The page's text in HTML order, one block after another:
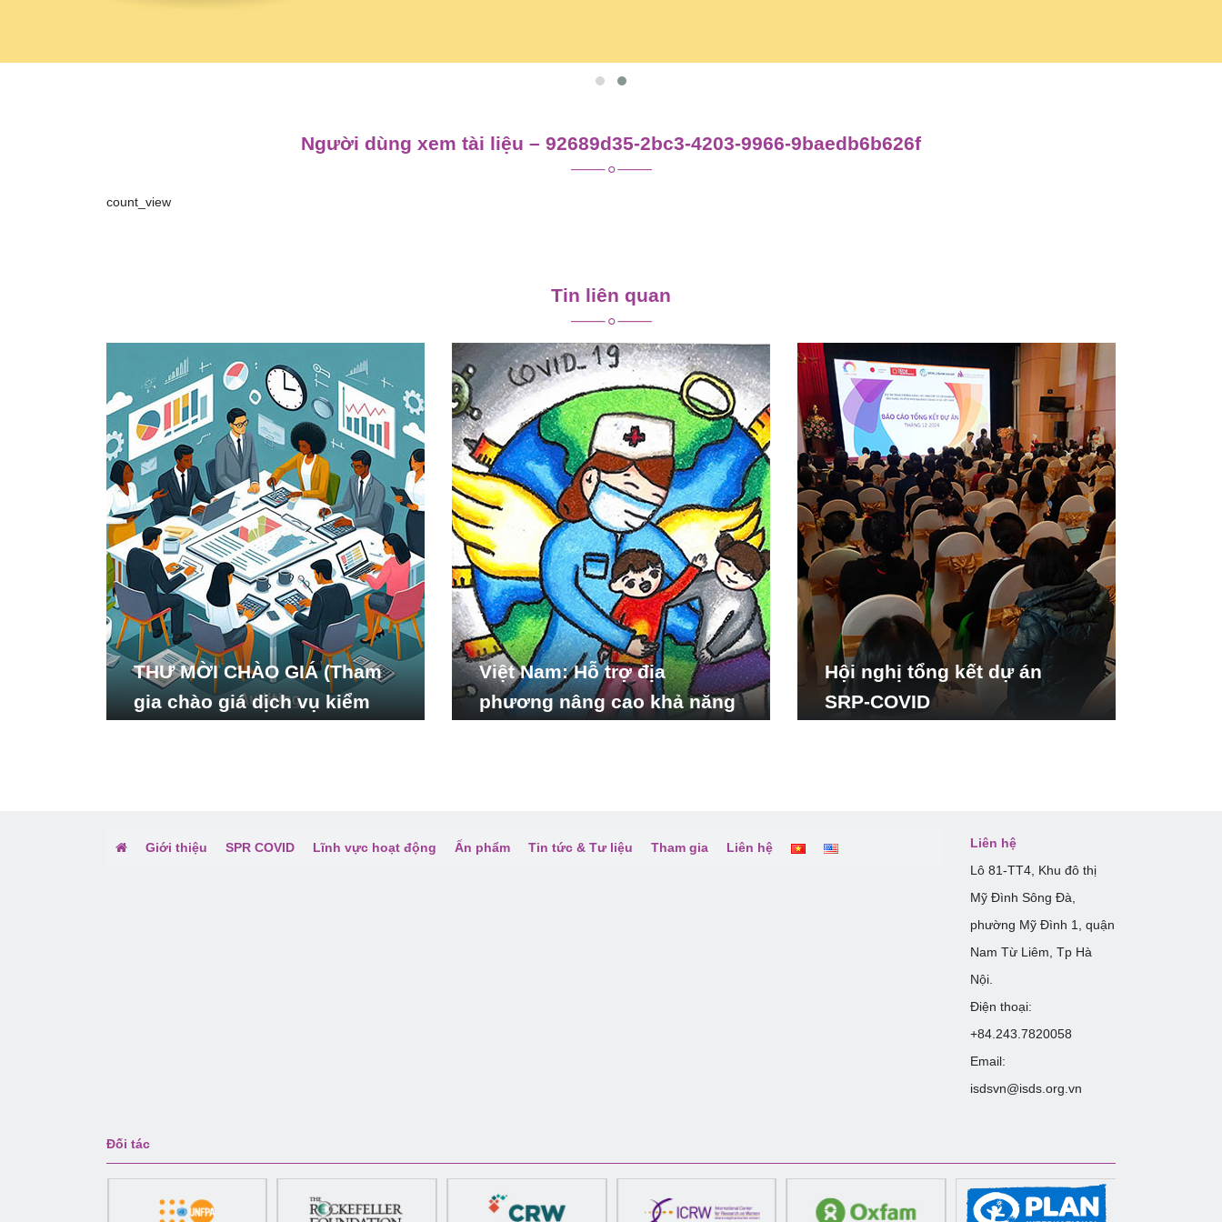
Người dùng xem tài liệu – 92689d35-2bc3-4203-9966-9baedb6b626f
count_view
viết
Tin liên quan
THƯ MỜI CHÀO GIÁ (Tham
gia chào giá dịch vụ kiểm
Việt Nam: Hỗ trợ địa
phương nâng cao khả năng
Hội nghị tổng kết dự án
SRP-COVID
Giới thiệu SPR COVID Lĩnh vực hoạt động Ấn phẩm Tin tức & Tư liệu Tham gia Liên hệ
Liên hệ
Lô 81-TT4, Khu đô thị
Mỹ Đình Sông Đà,
phường Mỹ Đình 1, quận
Nam Từ Liêm, Tp Hà
Nội.
Điện thoại:
+84.243.7820058
Email:
isdsvn@isds.org.vn
Đối tác